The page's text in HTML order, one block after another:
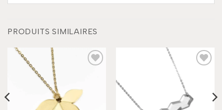
PRODUITS SIMILAIRES